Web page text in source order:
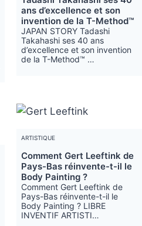
ans d’excellence et son
invention de la T-Method™
JAPAN STORY Tadashi
Takahashi ses 40 ans
d’excellence et son invention
de la T-Method™ …
ARTISTIQUE
Comment Gert Leeftink de
Pays-Bas réinvente-t-il le
Body Painting ?
Comment Gert Leeftink de
Pays-Bas réinvente-t-il le
Body Painting ? LIBRE
INVENTIF ARTISTI…